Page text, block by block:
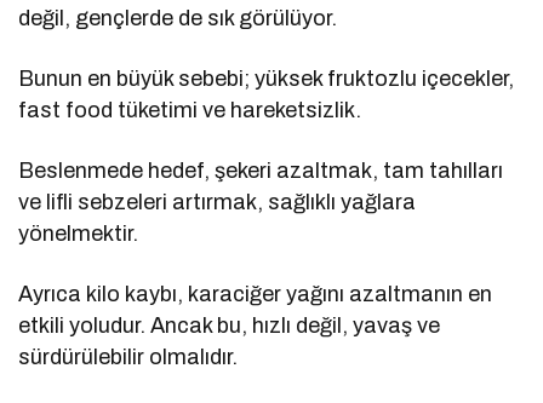
değil, gençlerde de sık görülüyor.
Bunun en büyük sebebi; yüksek fruktozlu içecekler,
fast food tüketimi ve hareketsizlik.
Beslenmede hedef, şekeri azaltmak, tam tahılları
ve lifli sebzeleri artırmak, sağlıklı yağlara
yönelmektir.
Ayrıca kilo kaybı, karaciğer yağını azaltmanın en
etkili yoludur. Ancak bu, hızlı değil, yavaş ve
sürdürülebilir olmalıdır.